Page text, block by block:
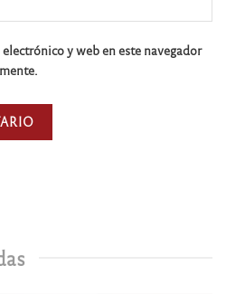
y web en este navegador